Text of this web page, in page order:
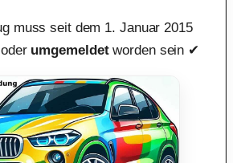
muss seit dem 1. Januar 2015
oder umgemeldetworden sein ✔︎